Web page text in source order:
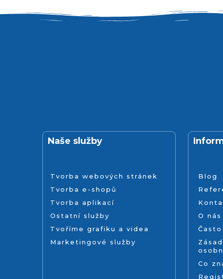
Naše služby
Tvorba webových stránek
Tvorba e-shopů
Tvorba aplikací
Ostatní služby
Tvoříme grafiku a videa
Marketingové služby
Blog
O nás
Co